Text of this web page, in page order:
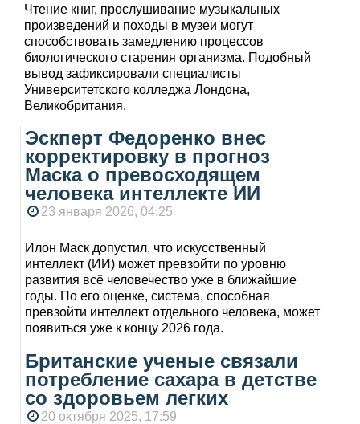
Чтение книг, прослушивание музыкальных
произведений и походы в музеи могут
способствовать замедлению процессов
биологического старения организма. Подобный
вывод зафиксировали специалисты
Университетского колледжа Лондона,
Великобритания.
Эскперт Федоренко внес
корректировку в прогноз
Маска о превосходящем
человека интеллекте ИИ
23 января 2026, 04:25
Илон Маск допустил, что искусственный
интеллект (ИИ) может превзойти по уровню
развития всё человечество уже в ближайшие
годы. По его оценке, система, способная
превзойти интеллект отдельного человека, может
появиться уже к концу 2026 года.
Британские ученые связали
потребление сахара в детстве
со здоровьем легких
20 октября 2025, 17:59